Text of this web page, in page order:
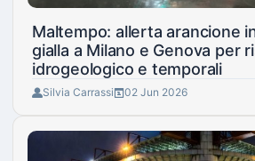
Maltempo: allerta arancione
gialla a Milano e Genova per
idrogeologico e temporali
Silvia Carrassi 02 Jun 2026